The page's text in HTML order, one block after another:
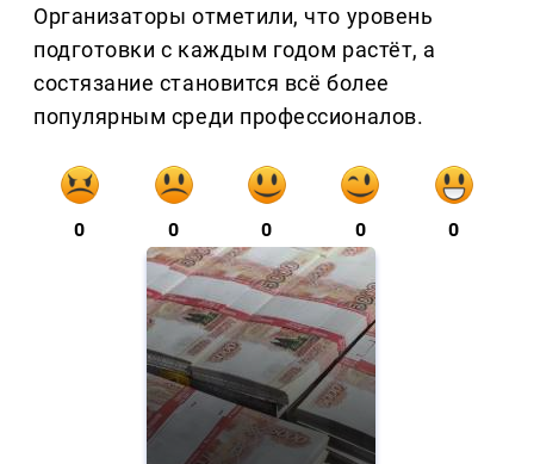
Организаторы отметили, что уровень
подготовки с каждым годом растёт, а
состязание становится всё более
популярным среди профессионалов.
0 0 0 0 0